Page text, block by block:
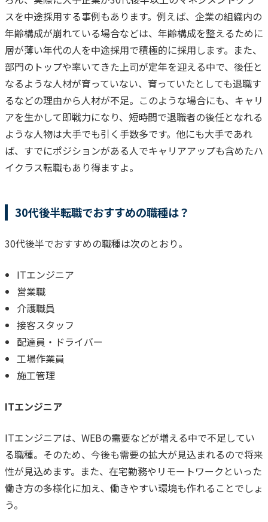
スを中途採用する事例もあります。 例えば、企業の組織内の
年齢構成が崩れている場合などは、年齢構成を整えるために
層が薄い年代の人を中途採用で積極的に採用します。また、
部門のトップや率いてきた上司が定年を迎える中で、後任と
なるような人材が育っていない、育っていたとしても退職す
るなどの理由から人材が不足。このような場合にも、キャリ
アを生かして即戦力になり、短時間で退職者の後任となれる
ような人物は大手でも引く手数多です。 他にも大手であれ
ば、すでにポジションがある人でキャリアアップも含めたハ
イクラス転職もあり得ますよ。
30代後半転職でおすすめの職種は？
30代後半でおすすめの職種は次のとおり。
ITエンジニア
営業職
介護職員
接客スタッフ
配達員・ドライバー
工場作業員
施工管理
ITエンジニア
ITエンジニアは、WEBの需要などが増える中で不足してい
る職種。そのため、今後も需要の拡大が見込まれるので将来
性が見込めます。 また、在宅勤務やリモートワークといった
働き方の多様化に加え、働きやすい環境も作れることでしょ
う。